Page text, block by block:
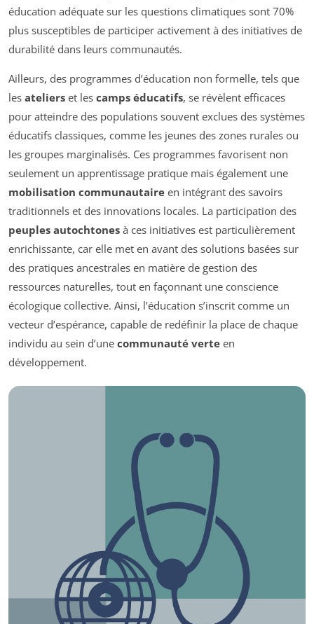
éducation adéquate sur les questions climatiques sont 70%
plus susceptibles de participer activement à des initiatives de
durabilité dans leurs communautés.
Ailleurs, des programmes d’éducation non formelle, tels que
les ateliers et les camps éducatifs, se révèlent efficaces
pour atteindre des populations souvent exclues des systèmes
éducatifs classiques, comme les jeunes des zones rurales ou
les groupes marginalisés. Ces programmes favorisent non
seulement un apprentissage pratique mais également une
mobilisation communautaire en intégrant des savoirs
traditionnels et des innovations locales. La participation des
peuples autochtones à ces initiatives est particulièrement
enrichissante, car elle met en avant des solutions basées sur
des pratiques ancestrales en matière de gestion des
ressources naturelles, tout en façonnant une conscience
écologique collective. Ainsi, l’éducation s’inscrit comme un
vecteur d’espérance, capable de redéfinir la place de chaque
individu au sein d’une communauté verte en
développement.